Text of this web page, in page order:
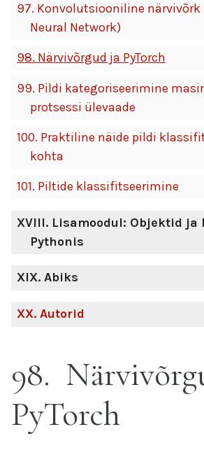
97. Konvolutsiooniline
Neural Network)
98. Närvivõrgud ja PyTorch
99. Pildi kategoriseerimine
protsessi ülevaade
100. Praktiline näide pildi
kohta
101. Piltide klassifitseerimine
XVIII. Lisamoodul: Objektid ja
Pythonis
XIX. Abiks
XX. Autorid
98
PyTorch